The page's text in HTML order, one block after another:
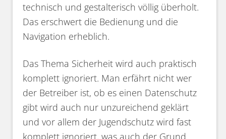
technisch und gestalterisch völlig überholt.
Das erschwert die Bedienung und die
Navigation erheblich.
Das Thema Sicherheit wird auch praktisch
komplett ignoriert. Man erfährt nicht wer
der Betreiber ist, ob es einen Datenschutz
gibt wird auch nur unzureichend geklärt
und vor allem der Jugendschutz wird fast
komplett ignoriert, was auch der Grund